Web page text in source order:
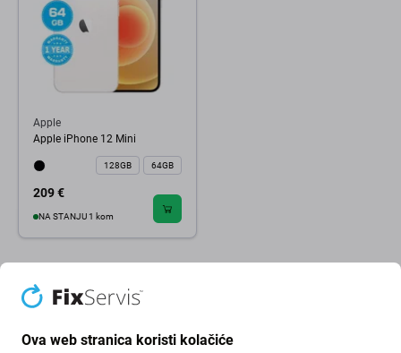
Apple
Apple iPhone 12 Mini
128GB 64GB
209 €
NA STANJU 1 kom
Ova web stranica koristi kolačiće